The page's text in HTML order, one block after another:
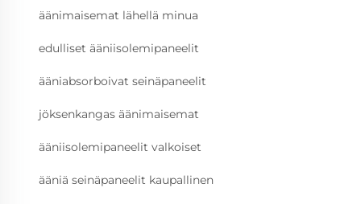
äänimaisemat lähellä minua
edulliset ääniisolemipaneelit
ääniabsorboivat seinäpaneelit
jöksenkangas äänimaisemat
ääniisolemipaneelit valkoiset
ääniä seinäpaneelit kaupallinen